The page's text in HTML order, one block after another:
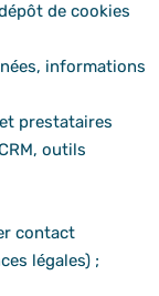
de cookies
informations
prestataires
outils
contact
légales) ;